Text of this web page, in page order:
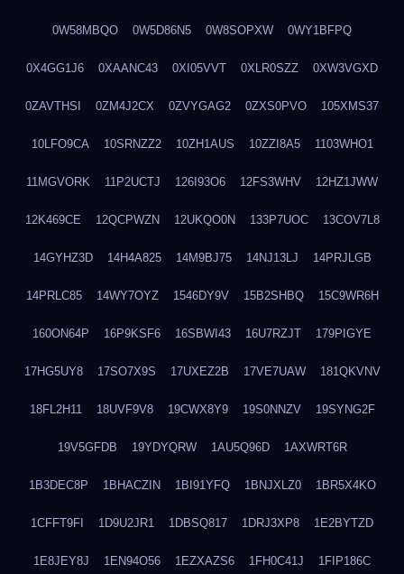
0W58MBQO 0W5D86N5 0W8SOPXW 0WY1BFPQ
0X4GG1J6 0XAANC43 0XI05VVT 0XLR0SZZ 0XW3VGXD
0ZAVTHSI 0ZM4J2CX 0ZVYGAG2 0ZXS0PVO 105XMS37
10LFO9CA 10SRNZZ2 10ZH1AUS 10ZZI8A5 1103WHO1
11MGVORK 11P2UCTJ 126I93O6 12FS3WHV 12HZ1JWW
12K469CE 12QCPWZN 12UKQO0N 133P7UOC 13COV7L8
14GYHZ3D 14H4A825 14M9BJ75 14NJ13LJ 14PRJLGB
14PRLC85 14WY7OYZ 1546DY9V 15B2SHBQ 15C9WR6H
160ON64P 16P9KSF6 16SBWI43 16U7RZJT 179PIGYE
17HG5UY8 17SO7X9S 17UXEZ2B 17VE7UAW 181QKVNV
18FL2H11 18UVF9V8 19CWX8Y9 19S0NNZV 19SYNG2F
19V5GFDB 19YDYQRW 1AU5Q96D 1AXWRT6R
1B3DEC8P 1BHACZIN 1BI91YFQ 1BNJXLZ0 1BR5X4KO
1CFFT9FI 1D9U2JR1 1DBSQ817 1DRJ3XP8 1E2BYTZD
1E8JEY8J 1EN94O56 1EZXAZS6 1FH0C41J 1FIP186C